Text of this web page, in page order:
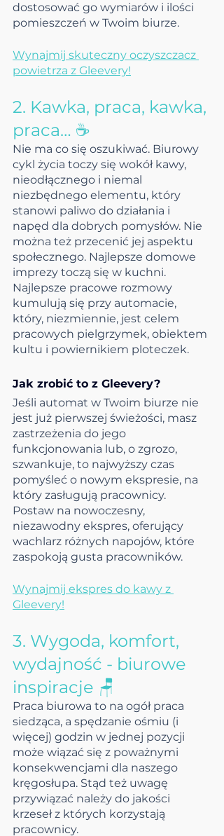
dostosować go wymiarów i ilości
pomieszczeń w Twoim biurze.
Wynajmij skuteczny oczyszczacz
powietrza z Gleevery!
2. Kawka, praca, kawka,
praca… ☕️
Nie ma co się oszukiwać. Biurowy
cykl życia toczy się wokół kawy,
nieodłącznego i niemal
niezbędnego elementu, który
stanowi paliwo do działania i
napęd dla dobrych pomysłów. Nie
można też przecenić jej aspektu
społecznego. Najlepsze domowe
imprezy toczą się w kuchni.
Najlepsze pracowe rozmowy
kumulują się przy automacie,
który, niezmiennie, jest celem
pracowych pielgrzymek, obiektem
kultu i powiernikiem ploteczek.
Jak zrobić to z Gleevery?
Jeśli automat w Twoim biurze nie
jest już pierwszej świeżości, masz
zastrzeżenia do jego
funkcjonowania lub, o zgrozo,
szwankuje, to najwyższy czas
pomyśleć o nowym ekspresie, na
który zasługują pracownicy.
Postaw na nowoczesny,
niezawodny ekspres, oferujący
wachlarz różnych napojów, które
zaspokoją gusta pracowników.
Wynajmij ekspres do kawy z
Gleevery!
3. Wygoda, komfort,
wydajność - biurowe
inspiracje 🪑
Praca biurowa to na ogół praca
siedząca, a spędzanie ośmiu (i
więcej) godzin w jednej pozycji
może wiązać się z poważnymi
konsekwencjami dla naszego
kręgosłupa. Stąd też uwagę
przywiązać należy do jakości
krzeseł z których korzystają
pracownicy.